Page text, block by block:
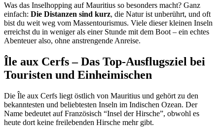
Was das Inselhopping auf Mauritius so besonders macht? Ganz
einfach: Die Distanzen sind kurz, die Natur ist unberührt, und oft
bist du weit weg vom Massentourismus. Viele dieser kleinen Inseln
erreichst du in weniger als einer Stunde mit dem Boot – ein echtes
Abenteuer also, ohne anstrengende Anreise.
Île aux Cerfs – Das Top-Ausflugsziel bei
Touristen und Einheimischen
Die Île aux Cerfs liegt östlich von Mauritius und gehört zu den
bekanntesten und beliebtesten Inseln im Indischen Ozean. Der
Name bedeutet auf Französisch “Insel der Hirsche”, obwohl es
heute dort keine freilebenden Hirsche mehr gibt.